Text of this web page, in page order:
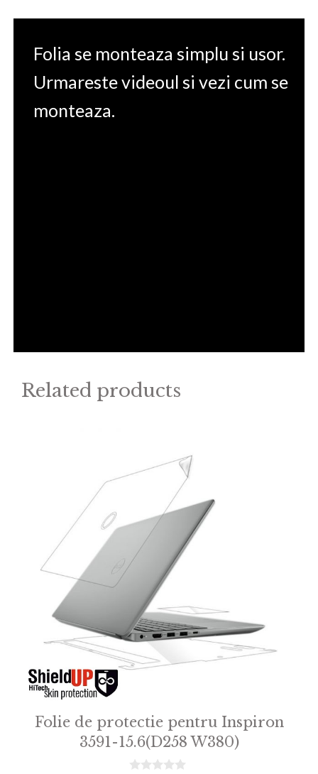
Folia se monteaza simplu si usor.
Urmareste videoul si vezi cum se
monteaza.
Related products
Folie de protectie pentru Inspiron
3591-15.6(D258 W380)